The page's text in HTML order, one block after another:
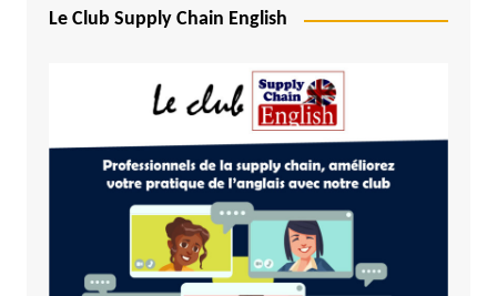
Le Club Supply Chain English